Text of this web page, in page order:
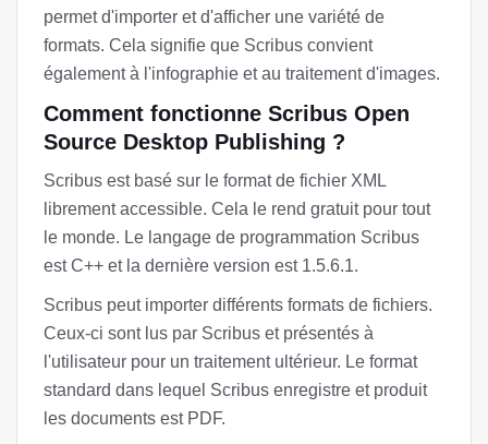
permet d'importer et d'afficher une variété de
formats. Cela signifie que Scribus convient
également à l'infographie et au traitement d'images.
Comment fonctionne Scribus Open
Source Desktop Publishing ?
Scribus est basé sur le format de fichier XML
librement accessible. Cela le rend gratuit pour tout
le monde. Le langage de programmation Scribus
est C++ et la dernière version est 1.5.6.1.
Scribus peut importer différents formats de fichiers.
Ceux-ci sont lus par Scribus et présentés à
l'utilisateur pour un traitement ultérieur. Le format
standard dans lequel Scribus enregistre et produit
les documents est PDF.